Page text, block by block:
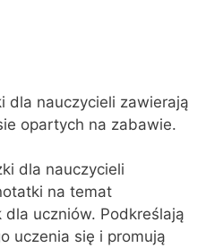
dla nauczycieli zawierają
opartych na zabawie.
dla nauczycieli
na temat
uczniów. Podkreślają
uczenia się i promują